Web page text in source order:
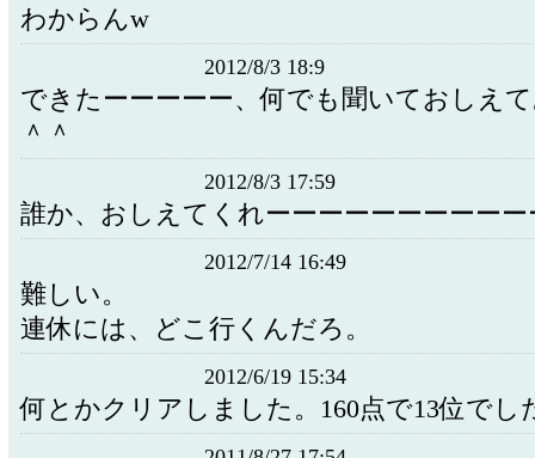
わからんw
2012/8/3 18:9
できたーーーーー、何でも聞いておしえ
＾＾
2012/8/3 17:59
誰か、おしえてくれーーーーーーーーーー
2012/7/14 16:49
難しい。
連休には、どこ行くんだろ。
2012/6/19 15:34
何とかクリアしました。160点で13位でし